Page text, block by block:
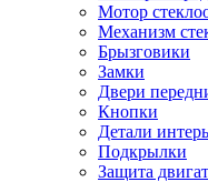
Мотор
Механизм
Брызговики
Замки
Двери
Кнопки
Детали
Подкрылки
Защита